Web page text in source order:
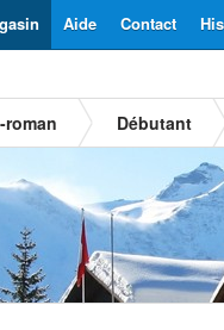
Contact
Aide
Débutant